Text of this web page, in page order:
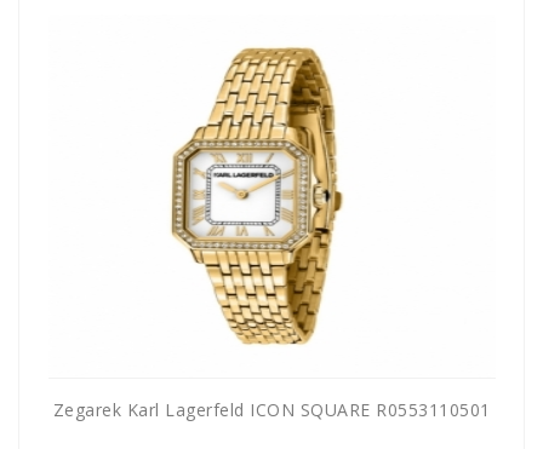
Zegarek Karl Lagerfeld ICON SQUARE R0553110501